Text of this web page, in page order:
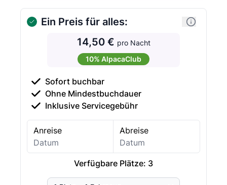
Ein Preis für alles:
14,50 € pro Nacht
10% AlpacaClub
Sofort buchbar
Ohne Mindestbuchdauer
Inklusive Servicegebühr
Anreise Abreise
Verfügbare Plätze: 3